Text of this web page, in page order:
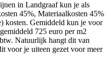
in Landgraaf kun je als
45%, Materiaalkosten 45%
kosten. Gemiddeld kun je voor
725 euro per m2
Natuurlijk hangt dit van
voor je uiteen gezet voor meer